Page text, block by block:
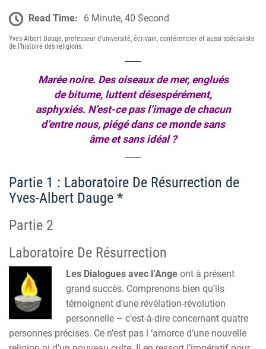
Read Time: 6 Minute, 40 Second
Yves-Albert Dauge, professeur d’université, écrivain, conférencier et aussi spécialiste
de l’histoire des religions.
Marée noire. Des oiseaux de mer, englués
de bitume, luttent désespérément,
asphyxiés. N’est-ce pas l’image de chacun
d’entre nous, piégé dans ce monde sans
âme et sans idéal ?
Partie 1 : Laboratoire De Résurrection de
Yves-Albert Dauge *
Partie 2
Laboratoire De Résurrection
Les Dialogues avec l’Ange ont à présent
grand succès. Comprenons bien qu’ils
témoignent d’une révélation-révolution
personnelle – c’est-à-dire concernant quatre
personnes précises. Ce n’est pas l ‘amorce d’une nouvelle